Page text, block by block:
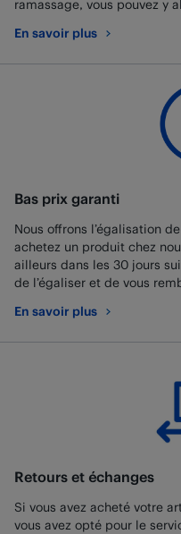
ramassage, vous pouvez y
En savoir plus
au sujet de Ramassage en
Bas prix garanti
Nous offrons l’égalisation
achetez un produit chez
ailleurs dans les 30 jours
de l’égaliser et de vous
En savoir plus
au sujet de Bas prix garanti
Retours et échanges
Si vous avez acheté votre
vous avez opté pour le